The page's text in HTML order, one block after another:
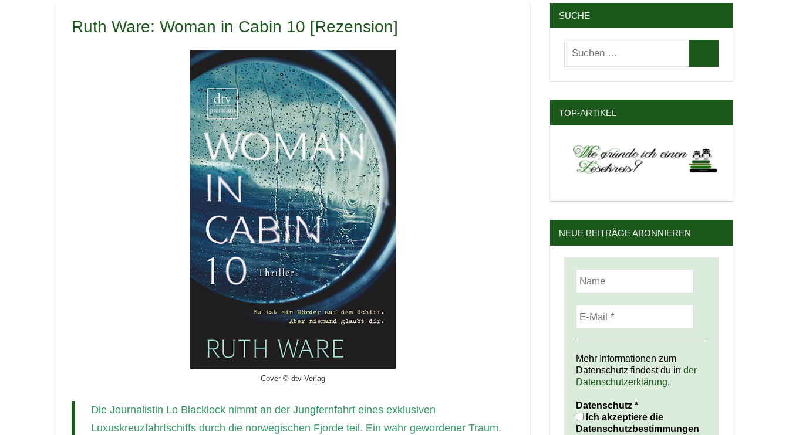
Ruth Ware: Woman in Cabin 10 [Rezension]
Cover © dtv Verlag
Die Journalistin Lo Blacklock nimmt an der Jungfernfahrt eines exklusiven
Luxuskreuzfahrtschiffs durch die norwegischen Fjorde teil. Ein wahr gewordener Traum.
SUCHE
Suchen
nach:
TOP-ARTIKEL
NEUE BEITRÄGE ABONNIEREN
Mehr Informationen zum
Datenschutz findest du in der
Datenschutzerklärung.
Datenschutz *
Ich akzeptiere die
Datenschutzbestimmungen